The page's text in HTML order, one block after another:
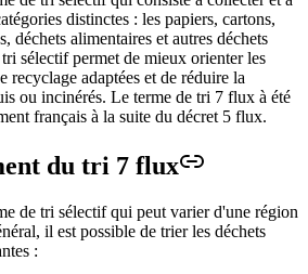
distinctes : les papiers, cartons,
déchets alimentaires et autres déchets
sélectif permet de mieux orienter les
recyclage adaptées et de réduire la
ou incinérés. Le terme de tri 7 flux à été
français à la suite du décret 5 flux.
du tri 7 flux
de tri sélectif qui peut varier d'une région
il est possible de trier les déchets
: